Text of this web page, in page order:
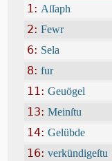
1: Aſſaph
2: Fewr
6: Sela
8: fur
11: Geuögel
13: Meinſtu
14: Gelübde
16: verkündigeſtu